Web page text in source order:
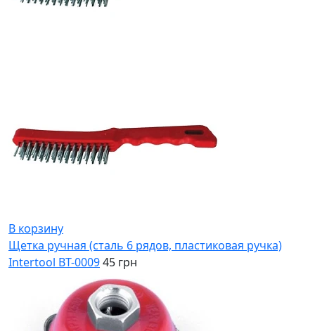
В корзину
Щетка ручная (сталь 6 рядов, пластиковая ручка)
Intertool BT-000945 грн